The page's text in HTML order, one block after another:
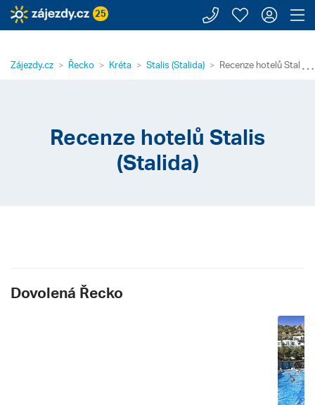
25 Zavolejte
Moje
⋯
Zájezdy.cz Řecko Kréta Stalis (Stalida) Recenze hotelů Stalis
Recenze hotelů Stalis
(Stalida)
Dovolená Řecko